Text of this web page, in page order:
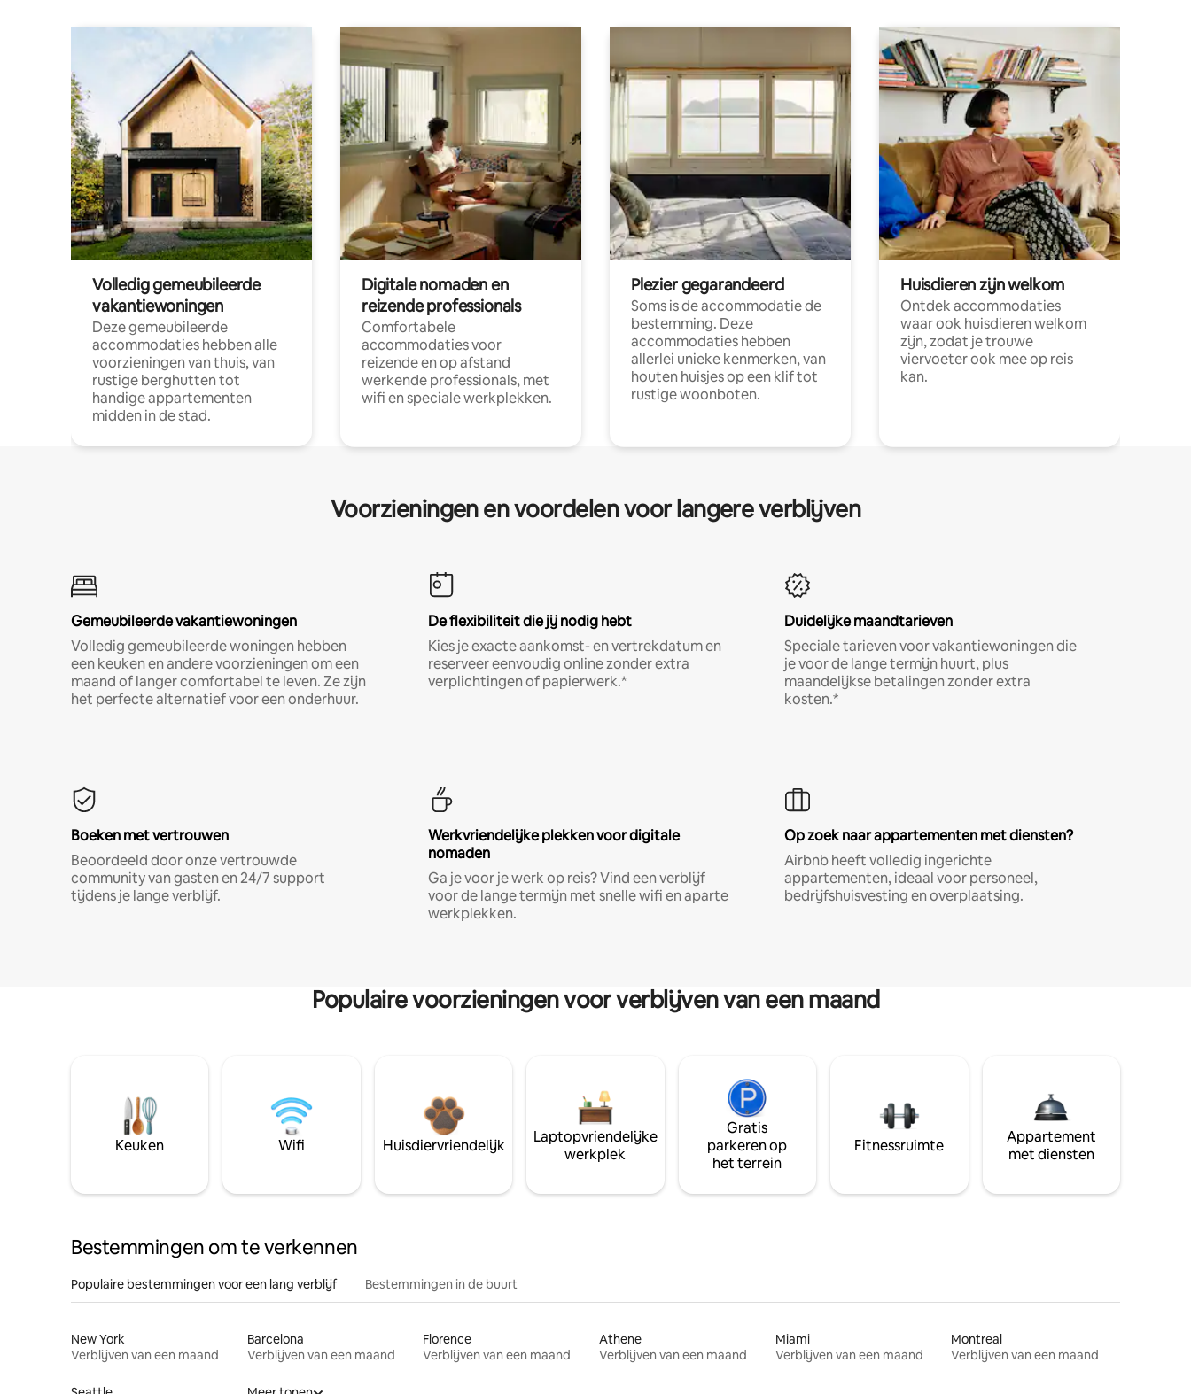
Volledig gemeubileerde
vakantiewoningen
Deze gemeubileerde
accommodaties hebben alle
voorzieningen van thuis, van
rustige berghutten tot
handige appartementen
midden in de stad.
Digitale nomaden en
reizende professionals
Comfortabele
accommodaties voor
reizende en op afstand
werkende professionals, met
wifi en speciale werkplekken.
Plezier gegarandeerd
Soms is de accommodatie de
bestemming. Deze
accommodaties hebben
allerlei unieke kenmerken, van
houten huisjes op een klif tot
rustige woonboten.
Huisdieren zijn welkom
Ontdek accommodaties
waar ook huisdieren welkom
zijn, zodat je trouwe
viervoeter ook mee op reis
kan.
Voorzieningen en voordelen voor langere verblijven
Gemeubileerde vakantiewoningen
Volledig gemeubileerde woningen hebben
een keuken en andere voorzieningen om een
maand of langer comfortabel te leven. Ze zijn
het perfecte alternatief voor een onderhuur.
De flexibiliteit die jij nodig hebt
Kies je exacte aankomst- en vertrekdatum en
reserveer eenvoudig online zonder extra
verplichtingen of papierwerk.*
Duidelijke maandtarieven
Speciale tarieven voor vakantiewoningen die
je voor de lange termijn huurt, plus
maandelijkse betalingen zonder extra
kosten.*
Boeken met vertrouwen
Beoordeeld door onze vertrouwde
community van gasten en 24/7 support
tijdens je lange verblijf.
Werkvriendelijke plekken voor digitale
nomaden
Ga je voor je werk op reis? Vind een verblijf
voor de lange termijn met snelle wifi en aparte
werkplekken.
Op zoek naar appartementen met diensten?
Airbnb heeft volledig ingerichte
appartementen, ideaal voor personeel,
bedrijfshuisvesting en overplaatsing.
Populaire voorzieningen voor verblijven van een maand
Keuken Wifi Huisdiervriendelijk
Laptopvriendelijke
werkplek
Gratis
parkeren op
het terrein
Fitnessruimte
Appartement
met diensten
Bestemmingen om te verkennen
Populaire bestemmingen voor een lang verblijf Bestemmingen in de buurt
New York
Verblijven van een maand
Barcelona
Verblijven van een maand
Florence
Verblijven van een maand
Athene
Verblijven van een maand
Miami
Verblijven van een maand
Montreal
Verblijven van een maand